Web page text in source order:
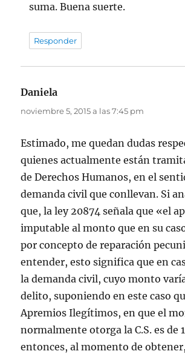
suma. Buena suerte.
Responder
Daniela
noviembre 5, 2015 a las 7:45 pm
Estimado, me quedan dudas
quienes actualmente están
de Derechos Humanos, en el
demanda civil que conllevan. Si
que, la ley 20874 señala que «el
imputable al monto que en su
por concepto de reparación
entender, esto significa que en
la demanda civil, cuyo monto
delito, suponiendo en este caso
Apremios Ilegítimos, en que el
normalmente otorga la C.S. es de
entonces, al momento de